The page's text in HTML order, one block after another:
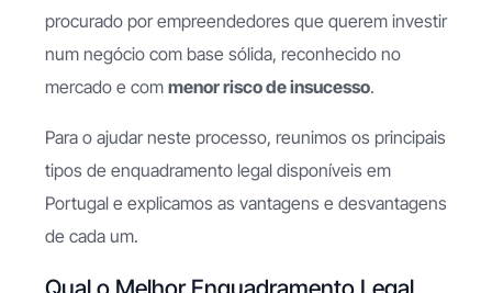
procurado por empreendedores que querem investir
num negócio com base sólida, reconhecido no
mercado e com menor risco de insucesso.
Para o ajudar neste processo, reunimos os principais
tipos de enquadramento legal disponíveis em
Portugal e explicamos as vantagens e desvantagens
de cada um.